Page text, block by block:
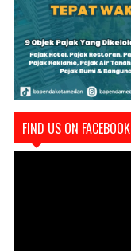
FIND US ON FACEBOOK